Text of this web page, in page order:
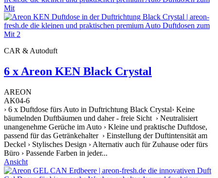
CAR & Autoduft
6 x Areon KEN Black Crystal
AREON
AK04-6
› 6 x Duftdose fürs Auto in Duftrichtung Black Crystal› Keine
bäumelnden Duftbäumen und daher - freie Sicht › Neutralisiert
unangenehme Gerüche im Auto › Kleine und praktische Duftdose,
passend für das Getränkehalter › Einstellung der Duftintensität am
Deckel › Stylisches Design › Alternativ auch für Zuhause oder fürs
Büro › Passende Farben in jeder...
Ansicht